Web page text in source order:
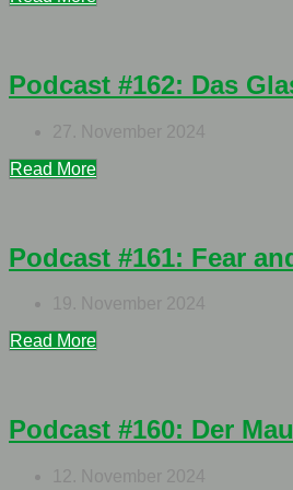
Podcast #162: Das
27. November 2024
Read More
Podcast #161: Fear
19. November 2024
Read More
Podcast #160: Der
12. November 2024